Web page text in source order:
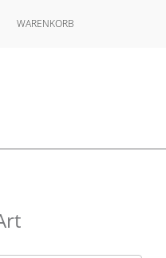
WARENKORB